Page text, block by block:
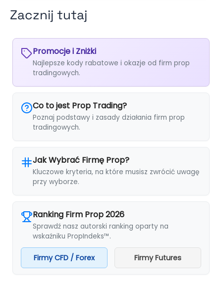
Zacznij tutaj
Promocje i Zniżki
Najlepsze kody rabatowe i okazje od firm prop
tradingowych.
Co to jest Prop Trading?
Poznaj podstawy i zasady działania firm prop
tradingowych.
Jak Wybrać Firmę Prop?
Kluczowe kryteria, na które musisz zwrócić uwagę
przy wyborze.
Ranking Firm Prop 2026
Sprawdź nasz autorski ranking oparty na
wskaźniku PropIndeks™.
Firmy CFD / Forex Firmy Futures